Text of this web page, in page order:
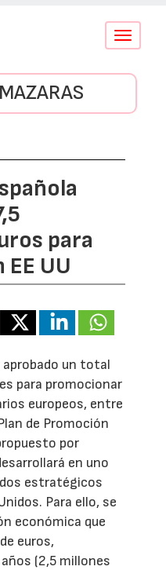
Conmutar
para
UU
aprobado un total
para promocionar
europeos, entre
de Promoción
por
en uno
estratégicos
Para ello, se
económica que
euros,
(2,5 millones